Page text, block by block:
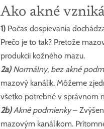
Ako akné
1) Počas dospievania
Prečo je to tak? Pretože
produkcii kožného mazu.
2a) Normálny, bez akné
mazový kanálik. Môžeme
všetko potrebné v správnom
2b) Akné podmienky –
mazovým kanálikom.